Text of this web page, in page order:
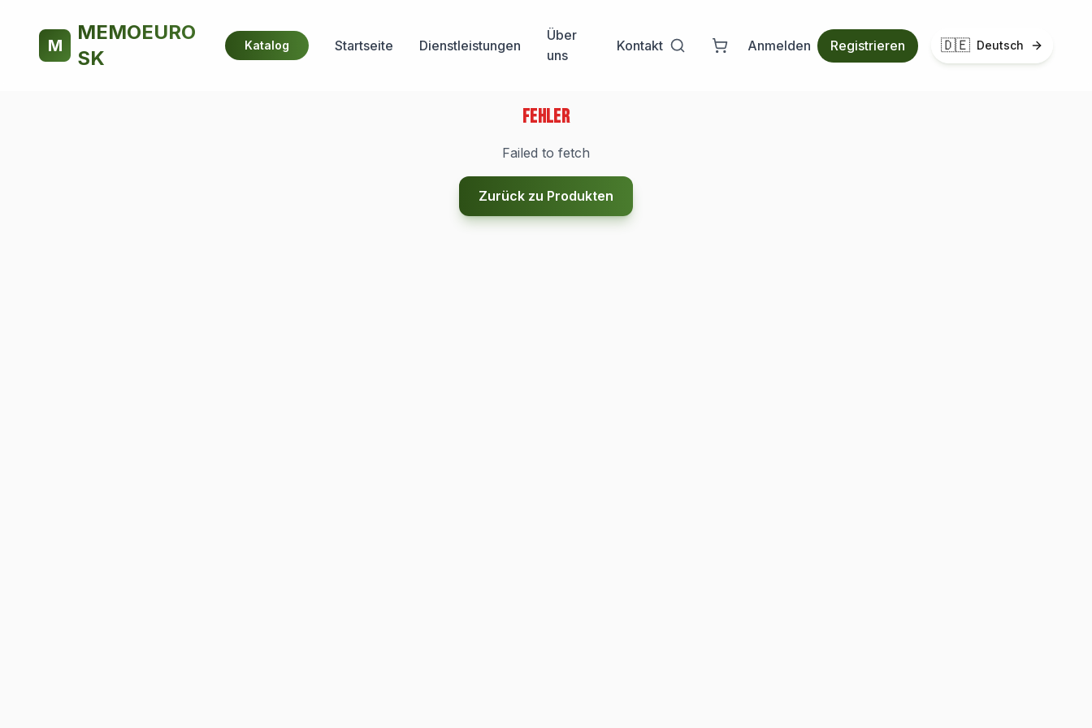
M
MEMOEURO
SK
Katalog Startseite Dienstleistungen
Über
uns
Kontakt Anmelden Registrieren 🇩🇪 Deutsch
Fehler
Failed to fetch
Zurück zu Produkten